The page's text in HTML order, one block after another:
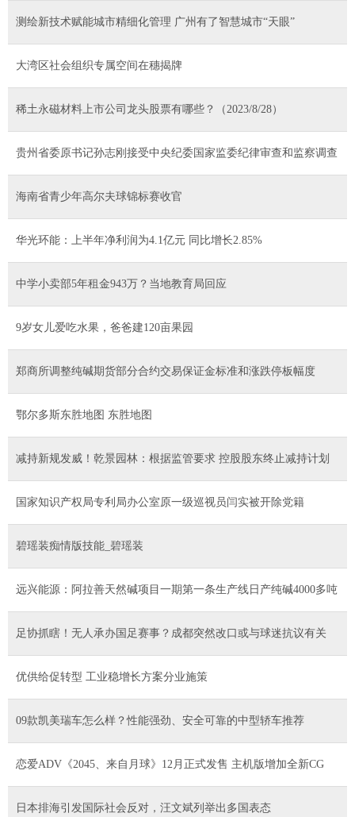
测绘新技术赋能城市精细化管理 广州有了智慧城市“天眼”
大湾区社会组织专属空间在穗揭牌
稀土永磁材料上市公司龙头股票有哪些？（2023/8/28）
贵州省委原书记孙志刚接受中央纪委国家监委纪律审查和监察调查
海南省青少年高尔夫球锦标赛收官
华光环能：上半年净利润为4.1亿元 同比增长2.85%
中学小卖部5年租金943万？当地教育局回应
9岁女儿爱吃水果，爸爸建120亩果园
郑商所调整纯碱期货部分合约交易保证金标准和涨跌停板幅度
鄂尔多斯东胜地图 东胜地图
减持新规发威！乾景园林：根据监管要求 控股股东终止减持计划
国家知识产权局专利局办公室原一级巡视员闫实被开除党籍
碧瑶装痴情版技能_碧瑶装
远兴能源：阿拉善天然碱项目一期第一条生产线日产纯碱4000多吨
足协抓瞎！无人承办国足赛事？成都突然改口或与球迷抗议有关
优供给促转型 工业稳增长方案分业施策
09款凯美瑞车怎么样？性能强劲、安全可靠的中型轿车推荐
恋爱ADV《2045、来自月球》12月正式发售 主机版增加全新CG
日本排海引发国际社会反对，汪文斌列举出多国表态